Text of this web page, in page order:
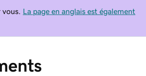
La page en anglais est également